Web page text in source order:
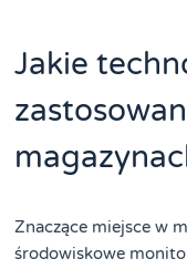
Jakie
Znaczące miejsce w
środowiskowe